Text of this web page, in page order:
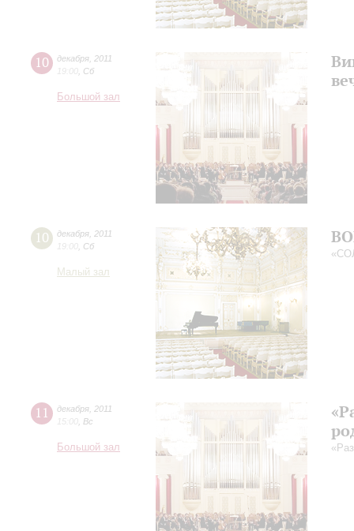
10 декабря 2011
19:00 Сб
Большой зал
10 декабря 2011
19:00 Сб
Малый зал
11 декабря 2011
15:00 Вс
Большой зал